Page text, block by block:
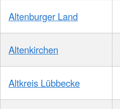
Altenburger Land
Altenkirchen
Altkreis Lübbecke